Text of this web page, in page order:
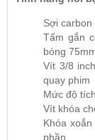
Sợi
Tấm gắn
bóng
Vít 3/8
quay phim
Mức độ
Vít khóa
Khóa
phần